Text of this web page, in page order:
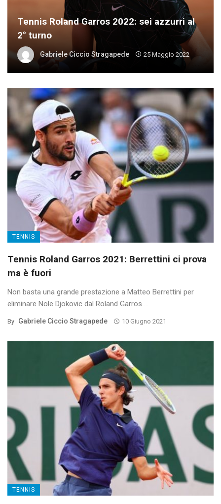
Tennis Roland Garros 2022: sei azzurri al
2° turno
Gabriele Ciccio Stragapede 25 Maggio 2022
TENNIS
Tennis Roland Garros 2021: Berrettini ci prova
ma è fuori
Non basta una grande prestazione a Matteo Berrettini per
eliminare Nole Djokovic dal Roland Garros ...
By Gabriele Ciccio Stragapede 10 Giugno 2021
TENNIS